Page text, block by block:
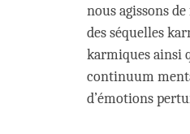
nous agissons
des séquelles
karmiques ainsi
continuum
d’émotions